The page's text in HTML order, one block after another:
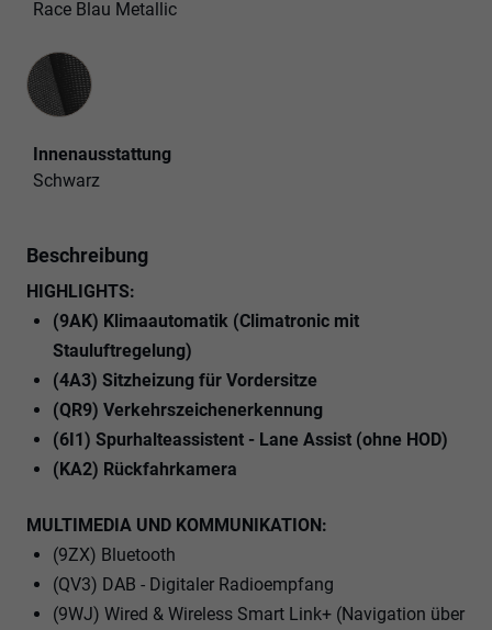
Race Blau Metallic
Innenausstattung
Innenausstattung
Schwarz
Beschreibung
HIGHLIGHTS:
(9AK) Klimaautomatik (Climatronic mit
Stauluftregelung)
(4A3) Sitzheizung für Vordersitze
(QR9) Verkehrszeichenerkennung
(6I1) Spurhalteassistent - Lane Assist (ohne HOD)
(KA2) Rückfahrkamera
MULTIMEDIA UND KOMMUNIKATION:
(9ZX) Bluetooth
(QV3) DAB - Digitaler Radioempfang
(9WJ) Wired & Wireless Smart Link+ (Navigation über